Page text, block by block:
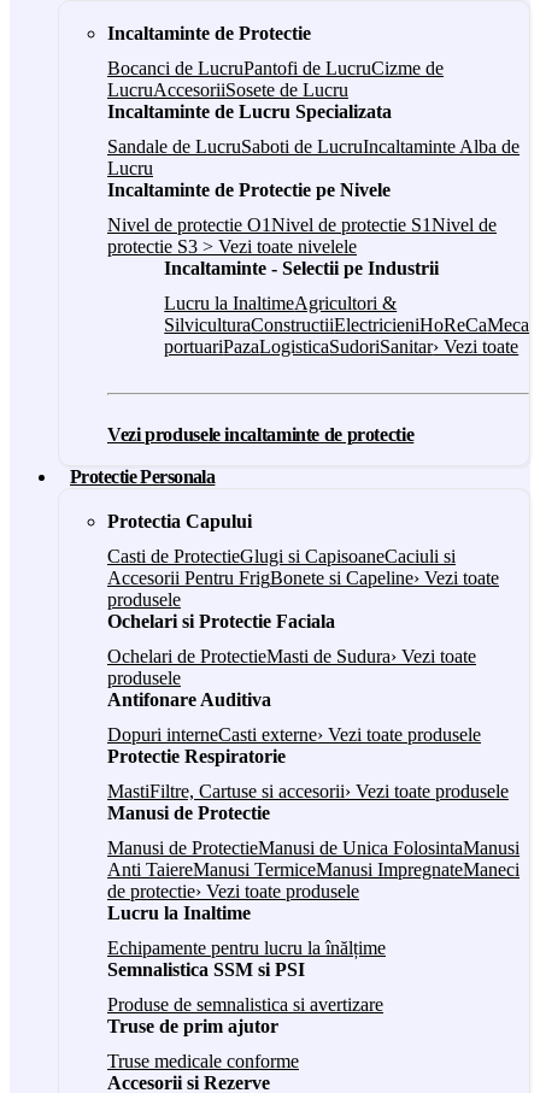
Incaltaminte de Protectie
Bocanci de LucruPantofi de LucruCizme de
LucruAccesoriiSosete de Lucru
Incaltaminte de Lucru Specializata
Sandale de LucruSaboti de LucruIncaltaminte Alba de
Lucru
Incaltaminte de Protectie pe Nivele
Nivel de protectie O1Nivel de protectie S1Nivel de
protectie S3 > Vezi toate nivelele
Incaltaminte - Selectii pe Industrii
Lucru la InaltimeAgricultori &
SilviculturaConstructiiElectricieniHoReCa
portuariPazaLogisticaSudoriSanitar› Vezi toate
Vezi produsele incaltaminte de protectie
Protectie Personala
Protectia Capului
Casti de ProtectieGlugi si CapisoaneCaciuli si
Accesorii Pentru FrigBonete si Capeline› Vezi toate
produsele
Ochelari si Protectie Faciala
Ochelari de ProtectieMasti de Sudura› Vezi toate
produsele
Antifonare Auditiva
Dopuri interneCasti externe› Vezi toate produsele
Protectie Respiratorie
MastiFiltre, Cartuse si accesorii› Vezi toate produsele
Manusi de Protectie
Manusi de ProtectieManusi de Unica FolosintaManusi
Anti TaiereManusi TermiceManusi ImpregnateManeci
de protectie› Vezi toate produsele
Lucru la Inaltime
Echipamente pentru lucru la înălțime
Semnalistica SSM si PSI
Produse de semnalistica si avertizare
Truse de prim ajutor
Truse medicale conforme
Accesorii si Rezerve